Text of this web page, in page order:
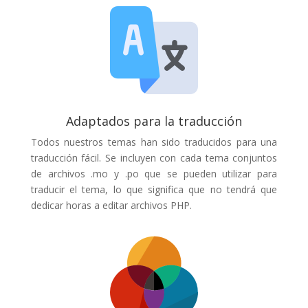
Adaptados para la traducción
Todos nuestros temas han sido traducidos para una
traducción fácil. Se incluyen con cada tema conjuntos
de archivos .mo y .po que se pueden utilizar para
traducir el tema, lo que significa que no tendrá que
dedicar horas a editar archivos PHP.